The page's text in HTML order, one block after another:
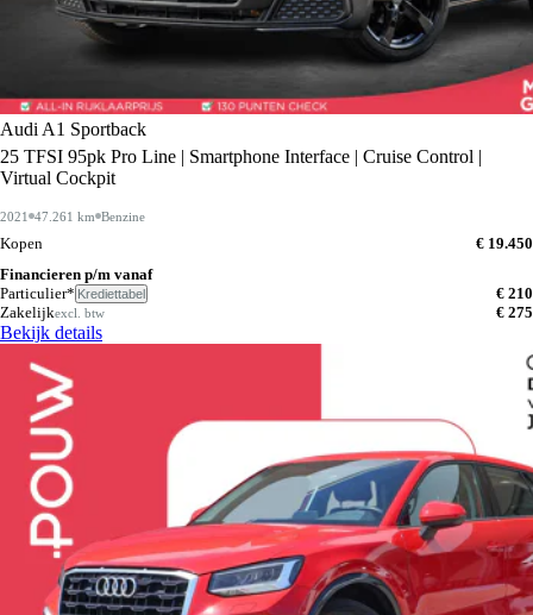
Audi A1 Sportback
25 TFSI 95pk Pro Line | Smartphone Interface | Cruise Control |
Virtual Cockpit
2021 47.261 km Benzine
Kopen
€ 19.450
Financieren p/m vanaf
Particulier* Krediettabel
€ 210
Zakelijkexcl. btw € 275
Bekijk details